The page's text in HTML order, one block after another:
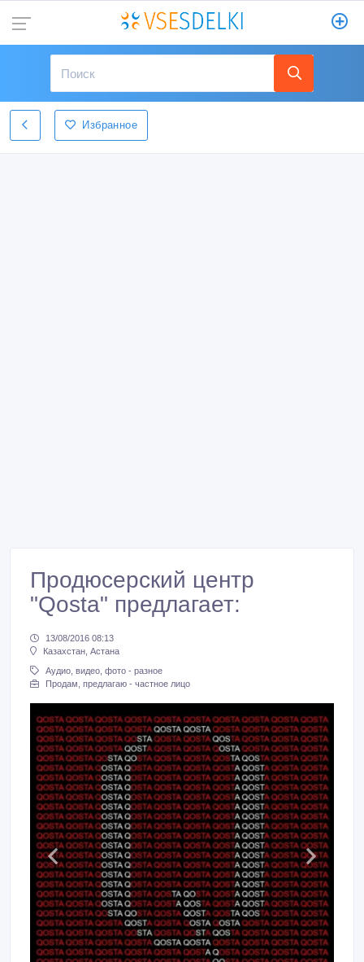
Избранное
Продюсерский центр
"Qosta" предлагает:
13/08/2016 08:13
Казахстан, Астана
Аудио, видео, фото - разное
Продам, предлагаю - частное лицо